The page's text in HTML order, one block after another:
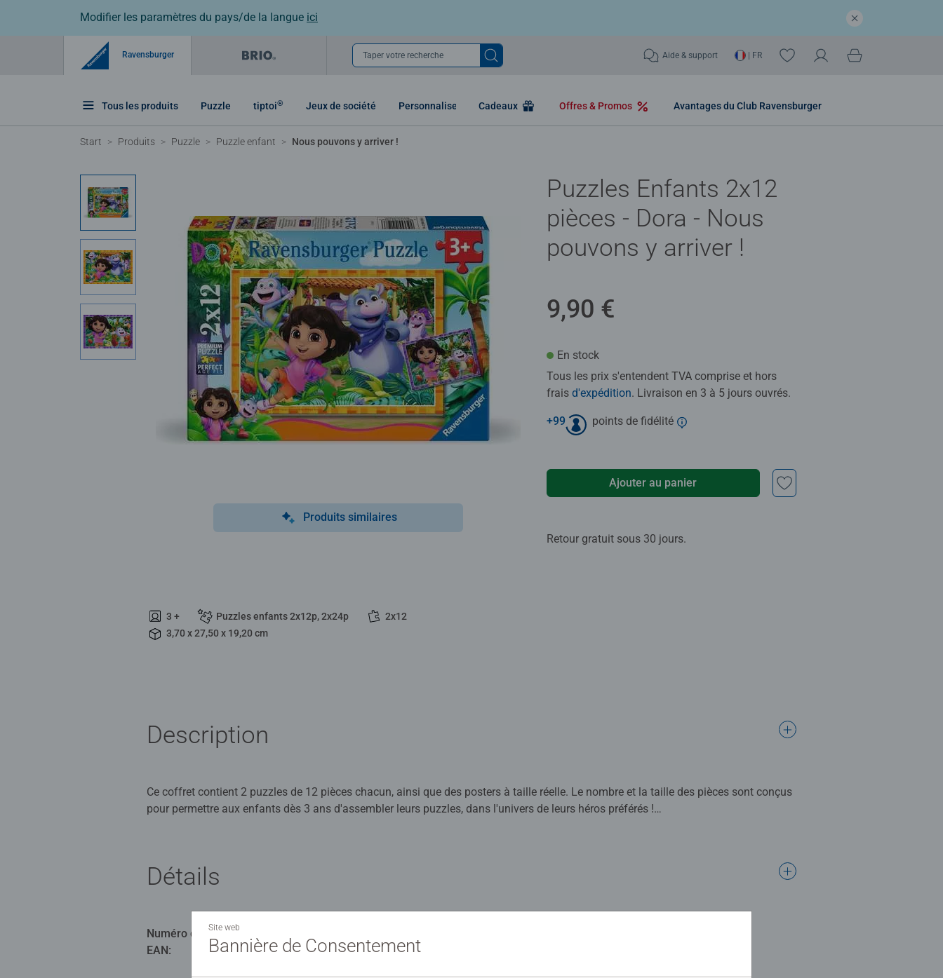
Modifier les paramètres du pays/de la langue ici
Ravensburger Taper votre recherche Aide & support | FR
Tous les produits Puzzle tiptoi® Jeux de société Personnaliser Cadeaux Offres & Promos Avantages du Club Ravensburger
Start Produits Puzzle Puzzle enfant Nous pouvons y arriver !
Produits similaires
3 + Puzzles enfants 2x12p, 2x24p
2x12
3,70 x 27,50 x 19,20 cm
Puzzles Enfants 2x12
pièces - Dora - Nous
pouvons y arriver !
9,90 €
En stock
Tous les prix s'entendent TVA comprise et hors
frais d'expédition. Livraison en 3 à 5 jours ouvrés.
+99 points de fidélité
Ajouter au panier
Retour gratuit sous 30 jours.
Description
Ce coffret contient 2 puzzles de 12 pièces chacun, ainsi que des posters à taille réelle. Le nombre et la taille des pièces sont conçus
pour permettre aux enfants dès 3 ans d'assembler leurs puzzles, dans l'univers de leurs héros préférés !
offrent un excellent moyen de stimuler la confiance en soi des enfants. Depuis plus de 100 ans, Ravensburger crée des puzzles de
qualité, sûrs et durables, pour accompagner le développement des petits.
Détails
Numéro d'article:
EAN:
4005555041986
Site web
Bannière de Consentement